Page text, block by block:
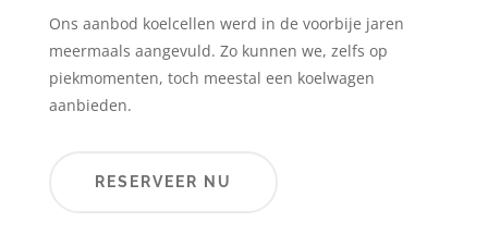
Ons aanbod koelcellen werd in de voorbije jaren
meermaals aangevuld. Zo kunnen we, zelfs op
piekmomenten, toch meestal een koelwagen
aanbieden.
RESERVEER NU